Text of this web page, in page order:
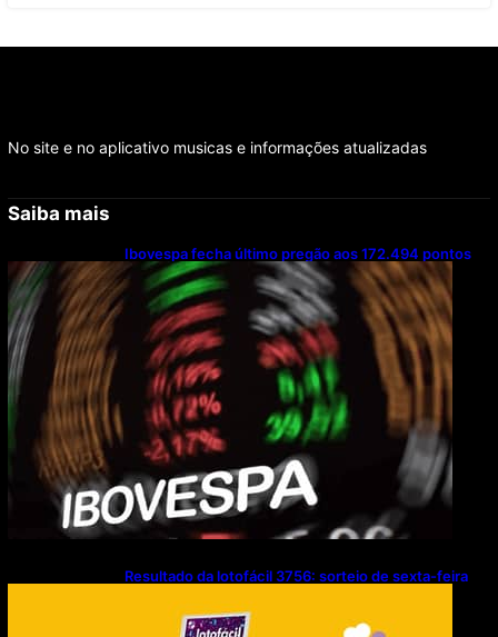
No site e no aplicativo musicas e informações atualizadas
Saiba mais
Ibovespa fecha último pregão aos 172.494 pontos
Resultado da lotofácil 3756: sorteio de sexta-feira